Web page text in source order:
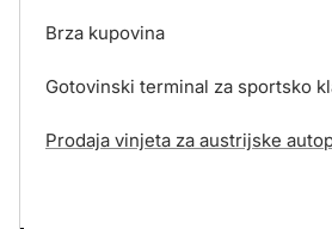
Brza kupovina
Gotovinski terminal za sportsko
Prodaja vinjeta za austrijske